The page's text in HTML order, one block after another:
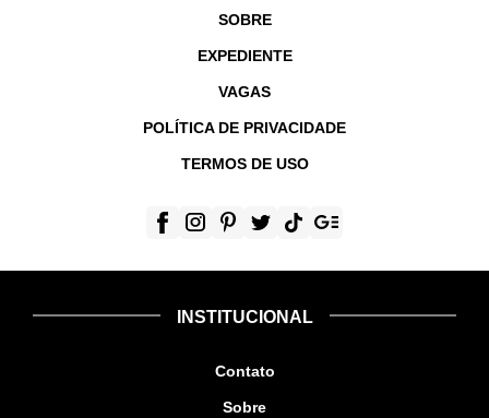
SOBRE
EXPEDIENTE
VAGAS
POLÍTICA DE PRIVACIDADE
TERMOS DE USO
INSTITUCIONAL
Contato
Sobre